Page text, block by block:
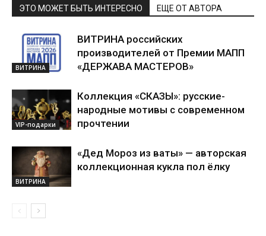
ЭТО МОЖЕТ БЫТЬ ИНТЕРЕСНО ЕЩЕ ОТ АВТОРА
ВИТРИНА
ВИТРИНА российских
производителей от Премии МАПП
«ДЕРЖАВА МАСТЕРОВ»
VIP-подарки
Коллекция «СКАЗЫ»: русские-
народные мотивы с современном
прочтении
ВИТРИНА
«Дед Мороз из ваты» — авторская
коллекционная кукла пол ёлку